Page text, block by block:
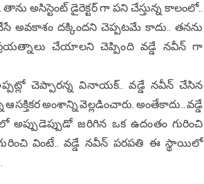
అసిస్టెంట్ డైరెక్టర్ గా పని చేస్తున్న కాలంలో..
అవకాశం దక్కిందని చెప్పటమే కాదు.. తనను
చేయాలని చెప్పింది వడ్డే నవీన్ గా
చెప్పారన్న వినాయక్.. వడ్డే నవీన్ చేసిన
అంశాన్ని వెల్లడించారు. అంతేకాదు.. వడ్డే
జరిగిన ఒక ఉదంతం గురించి
వింటే.. వడ్డే నవీన్ పరపతి ఈ స్థాయిలో